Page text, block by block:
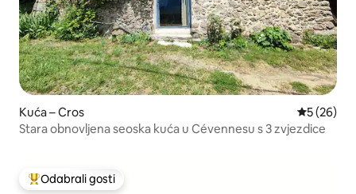
Kuća – Cros Prosječna
5 (26)
Stara obnovljena seoska kuća u Cévennesu s 3 zvjezdice
Među najviše rangiranima s oznakom „Odabrali gosti”
Odabrali gosti